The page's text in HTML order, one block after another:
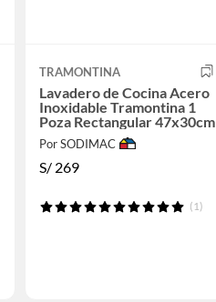
TRAMONTINA
Lavadero de Cocina Acero
Inoxidable Tramontina 1
Poza Rectangular 47x30cm
Por SODIMAC
S/ 269
(1)